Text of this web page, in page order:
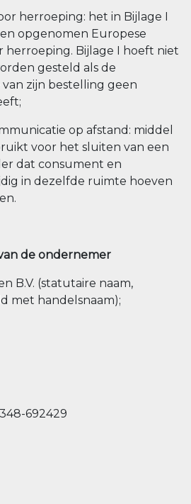
herroeping: het in Bijlage I
opgenomen Europese
Bijlage I hoeft niet
gesteld als de
zijn bestelling geen
op afstand: middel
voor het sluiten van een
dat consument en
in dezelfde ruimte hoeven
de ondernemer
B.V. (statutaire naam,
met handelsnaam);
692429